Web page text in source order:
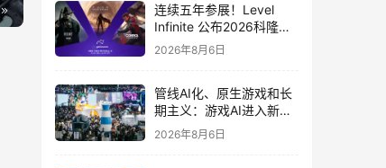
连续五年参展！Level
Infinite 公布2026科隆游
戏展产品阵容
2026年8月6日
管线AI化、原生游戏和长
期主义：游戏AI进入新共
识时代
2026年8月6日